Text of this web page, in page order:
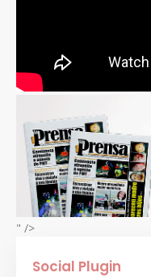
" />
Social Plugin